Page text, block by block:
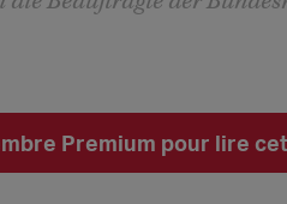
Premium pour lire